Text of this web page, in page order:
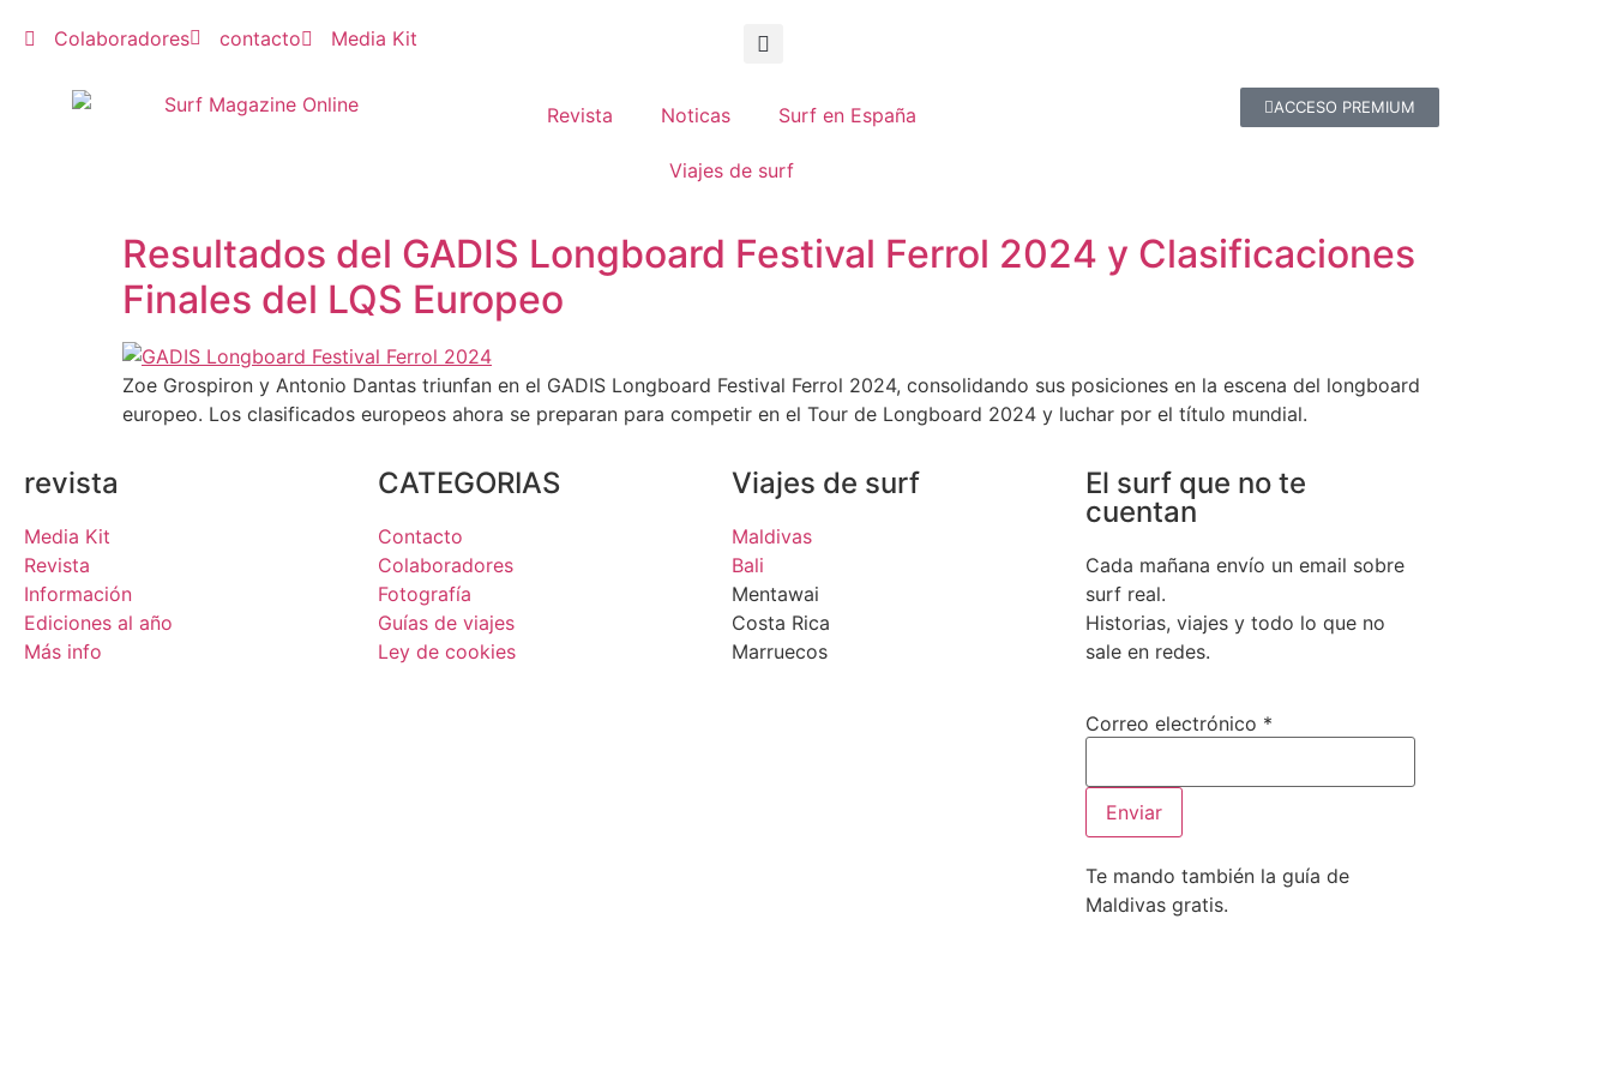
Colaboradores contacto Media Kit
Revista Noticas Surf en España
Viajes de surf
ACCESO PREMIUM
Resultados del GADIS Longboard Festival Ferrol 2024 y Clasificaciones
Finales del LQS Europeo
Zoe Grospiron y Antonio Dantas triunfan en el GADIS Longboard Festival Ferrol 2024, consolidando sus posiciones en la escena del longboard
europeo. Los clasificados europeos ahora se preparan para competir en el Tour de Longboard 2024 y luchar por el título mundial.
revista
Media Kit
Revista
Información
Ediciones al año
Más info
CATEGORIAS
Contacto
Colaboradores
Fotografía
Guías de viajes
Ley de cookies
Viajes de surf
Maldivas
Bali
Mentawai
Costa Rica
Marruecos
El surf que no te
cuentan
Cada mañana envío un email sobre
surf real.
Historias, viajes y todo lo que no
sale en redes.
electrónico
Correo
Correo electrónico *
Enviar
Te mando también la guía de
Maldivas gratis.